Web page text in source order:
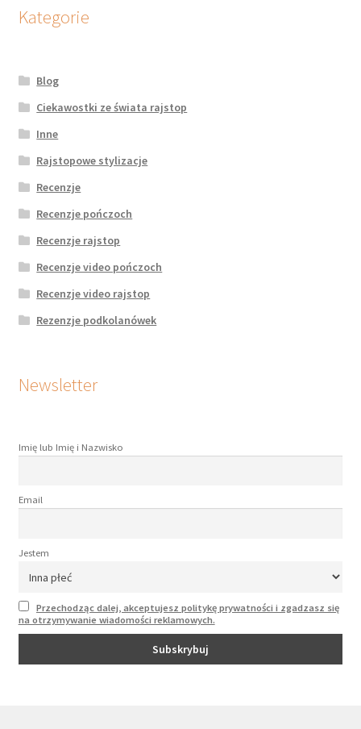
Kategorie
Blog
Ciekawostki ze świata rajstop
Inne
Rajstopowe stylizacje
Recenzje
Recenzje pończoch
Recenzje rajstop
Recenzje video pończoch
Recenzje video rajstop
Rezenzje podkolanówek
Newsletter
Imię lub Imię i Nazwisko
Email
Jestem
Przechodząc dalej, akceptujesz politykę prywatności i zgadzasz się
na otrzymywanie wiadomości reklamowych.